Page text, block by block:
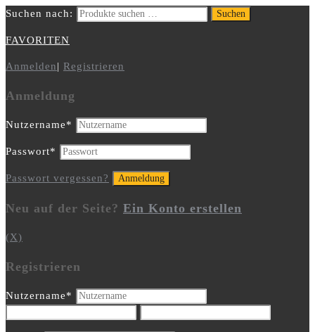
Suchen nach: Suchen
FAVORITEN
Anmelden| Registrieren
Anmeldung
Nutzername*
Passwort*
Passwort vergessen?
Neu auf der Seite? Ein Konto erstellen
(X)
Registrieren
Nutzername*